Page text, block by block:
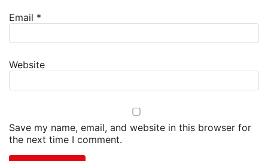
Email *
Website
Save my name, email, and website in this browser for
the next time I comment.